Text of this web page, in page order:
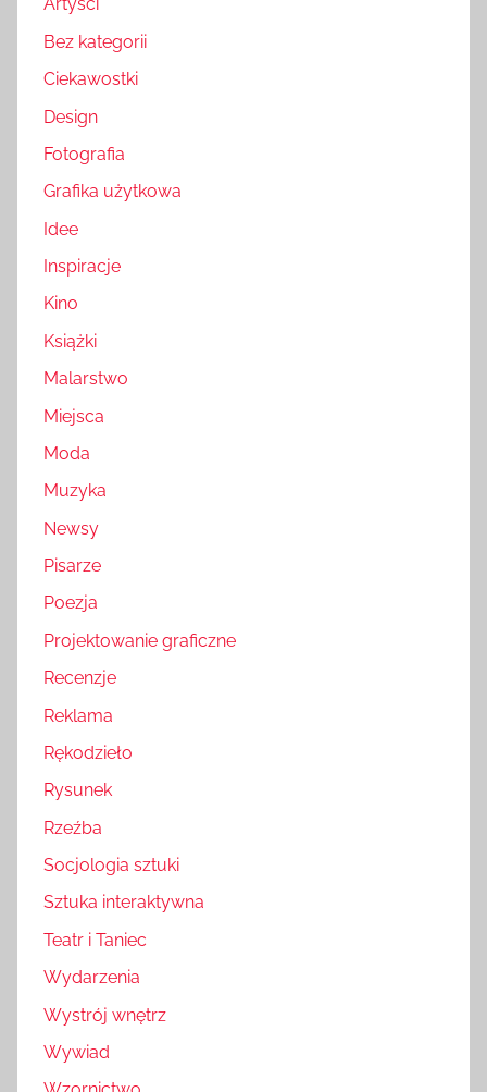
Artyści
Bez kategorii
Ciekawostki
Design
Fotografia
Grafika użytkowa
Idee
Inspiracje
Kino
Książki
Malarstwo
Miejsca
Moda
Muzyka
Newsy
Pisarze
Poezja
Projektowanie graficzne
Recenzje
Reklama
Rękodzieło
Rysunek
Rzeźba
Socjologia sztuki
Sztuka interaktywna
Teatr i Taniec
Wydarzenia
Wystrój wnętrz
Wywiad